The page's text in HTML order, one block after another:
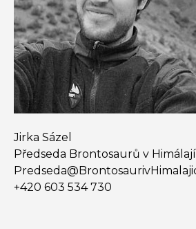
Jirka Sázel
Předseda Brontosaurů v
+420 603 534 730